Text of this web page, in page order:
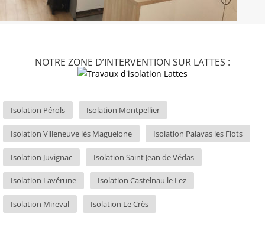
NOTRE ZONE D’INTERVENTION SUR LATTES :
Isolation Pérols Isolation Montpellier
Isolation Villeneuve lès Maguelone Isolation Palavas les Flots
Isolation Juvignac Isolation Saint Jean de Védas
Isolation Lavérune Isolation Castelnau le Lez
Isolation Mireval Isolation Le Crès